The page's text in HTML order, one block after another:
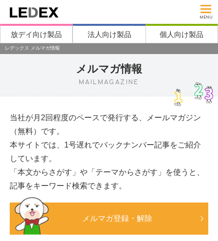
MENU
放デイ向け製品 法人向け製品 個人向け製品
レデックス メルマガ情報
メルマガ情報
MAILMAGAZINE
当社が月2回程度のペースで発行する、メールマガジン
（無料）です。
本サイトでは、1号遅れでバックナンバー記事をご紹介
しています。
「本文からさがす」や「テーマからさがす」を使うと、
記事をキーワード検索できます。
メルマガ登録・解除